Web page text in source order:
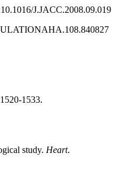
J.JACC.2008.09.019
1533.
study. Heart.